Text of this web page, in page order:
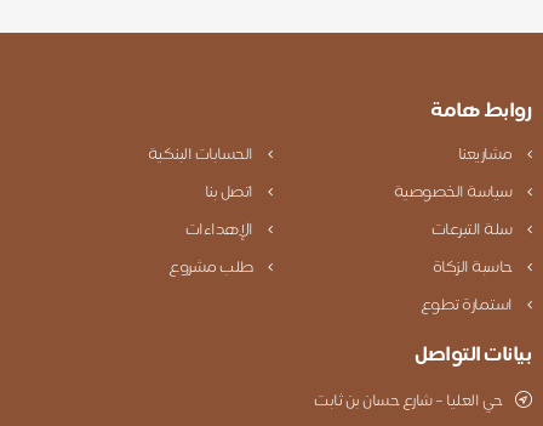
روابط هامة
مشاريعنا
الحسابات البنكية
سياسة الخصوصية
اتصل بنا
سلة التبرعات
الإهداءات
حاسبة الزكاة
طلب مشروع
استمارة تطوع
بيانات التواصل
حي العليا – شارع حسان بن ثابت